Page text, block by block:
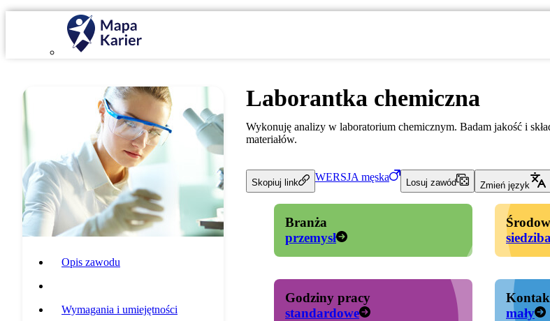
Opis zawodu
Wymagania i umiejętności
Laborantka chemiczna
Wykonuję analizy w laboratorium chemicznym. Badam jakość i
materiałów.
Skopiuj link WERSJA męska
Losuj zawód Zmień język
Branża
przemysł
Godziny pracy
standardowe
mały